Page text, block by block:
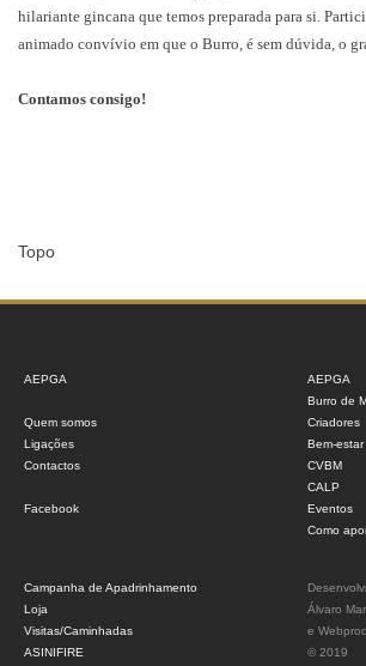
hilariante gincana que temos preparada para si.
animado convívio em que o Burro, é sem dúvida, o
Contamos consigo!
Topo
AEPGA
Quem somos
Ligações
Contactos
Facebook
AEPGA
Burro de
Criadores
Bem-estar
CVBM
CALP
Eventos
Como
Campanha de Apadrinhamento
Loja
Visitas/Caminhadas
ASINIFIRE
Álvaro
e
© 2019